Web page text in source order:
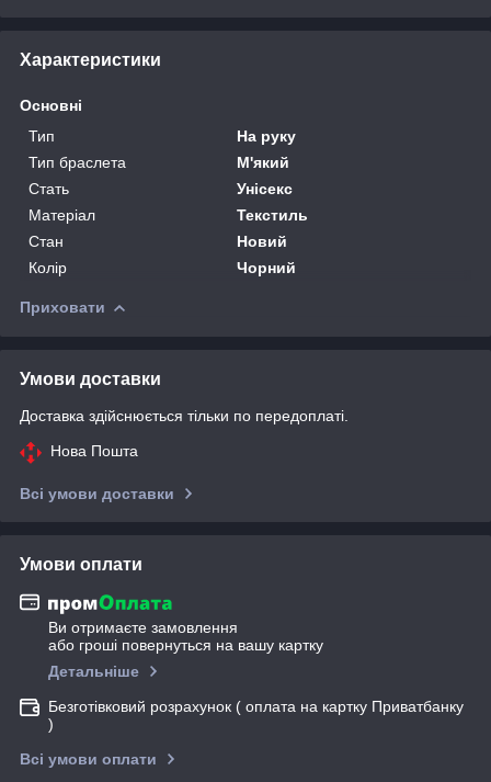
Характеристики
Основні
Тип
На руку
Тип браслета
М'який
Стать
Унісекс
Матеріал
Текстиль
Стан
Новий
Колір
Чорний
Приховати
Умови доставки
Доставка здійснюється тільки по передоплаті.
Нова Пошта
Всі умови доставки
Умови оплати
Ви отримаєте замовлення
або гроші повернуться на вашу картку
Детальніше
Безготівковий розрахунок ( оплата на картку Приватбанку
)
Всі умови оплати